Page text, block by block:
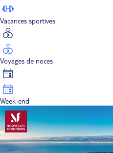
Vacances sportives
Voyages de noces
Week-end